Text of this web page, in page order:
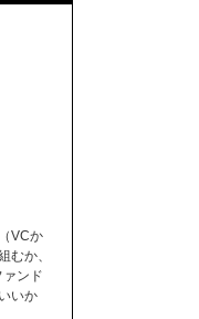
VCか
むか、
ンド
いか